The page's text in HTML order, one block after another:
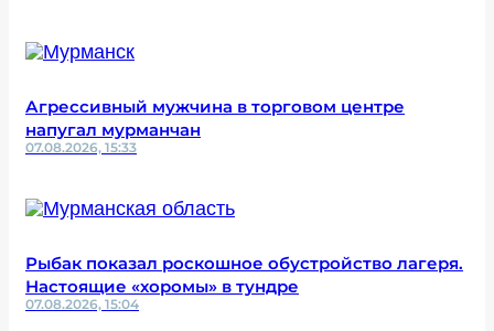
Агрессивный мужчина в торговом центре
напугал мурманчан
07.08.2026, 15:33
Рыбак показал роскошное обустройство лагеря.
Настоящие «хоромы» в тундре
07.08.2026, 15:04